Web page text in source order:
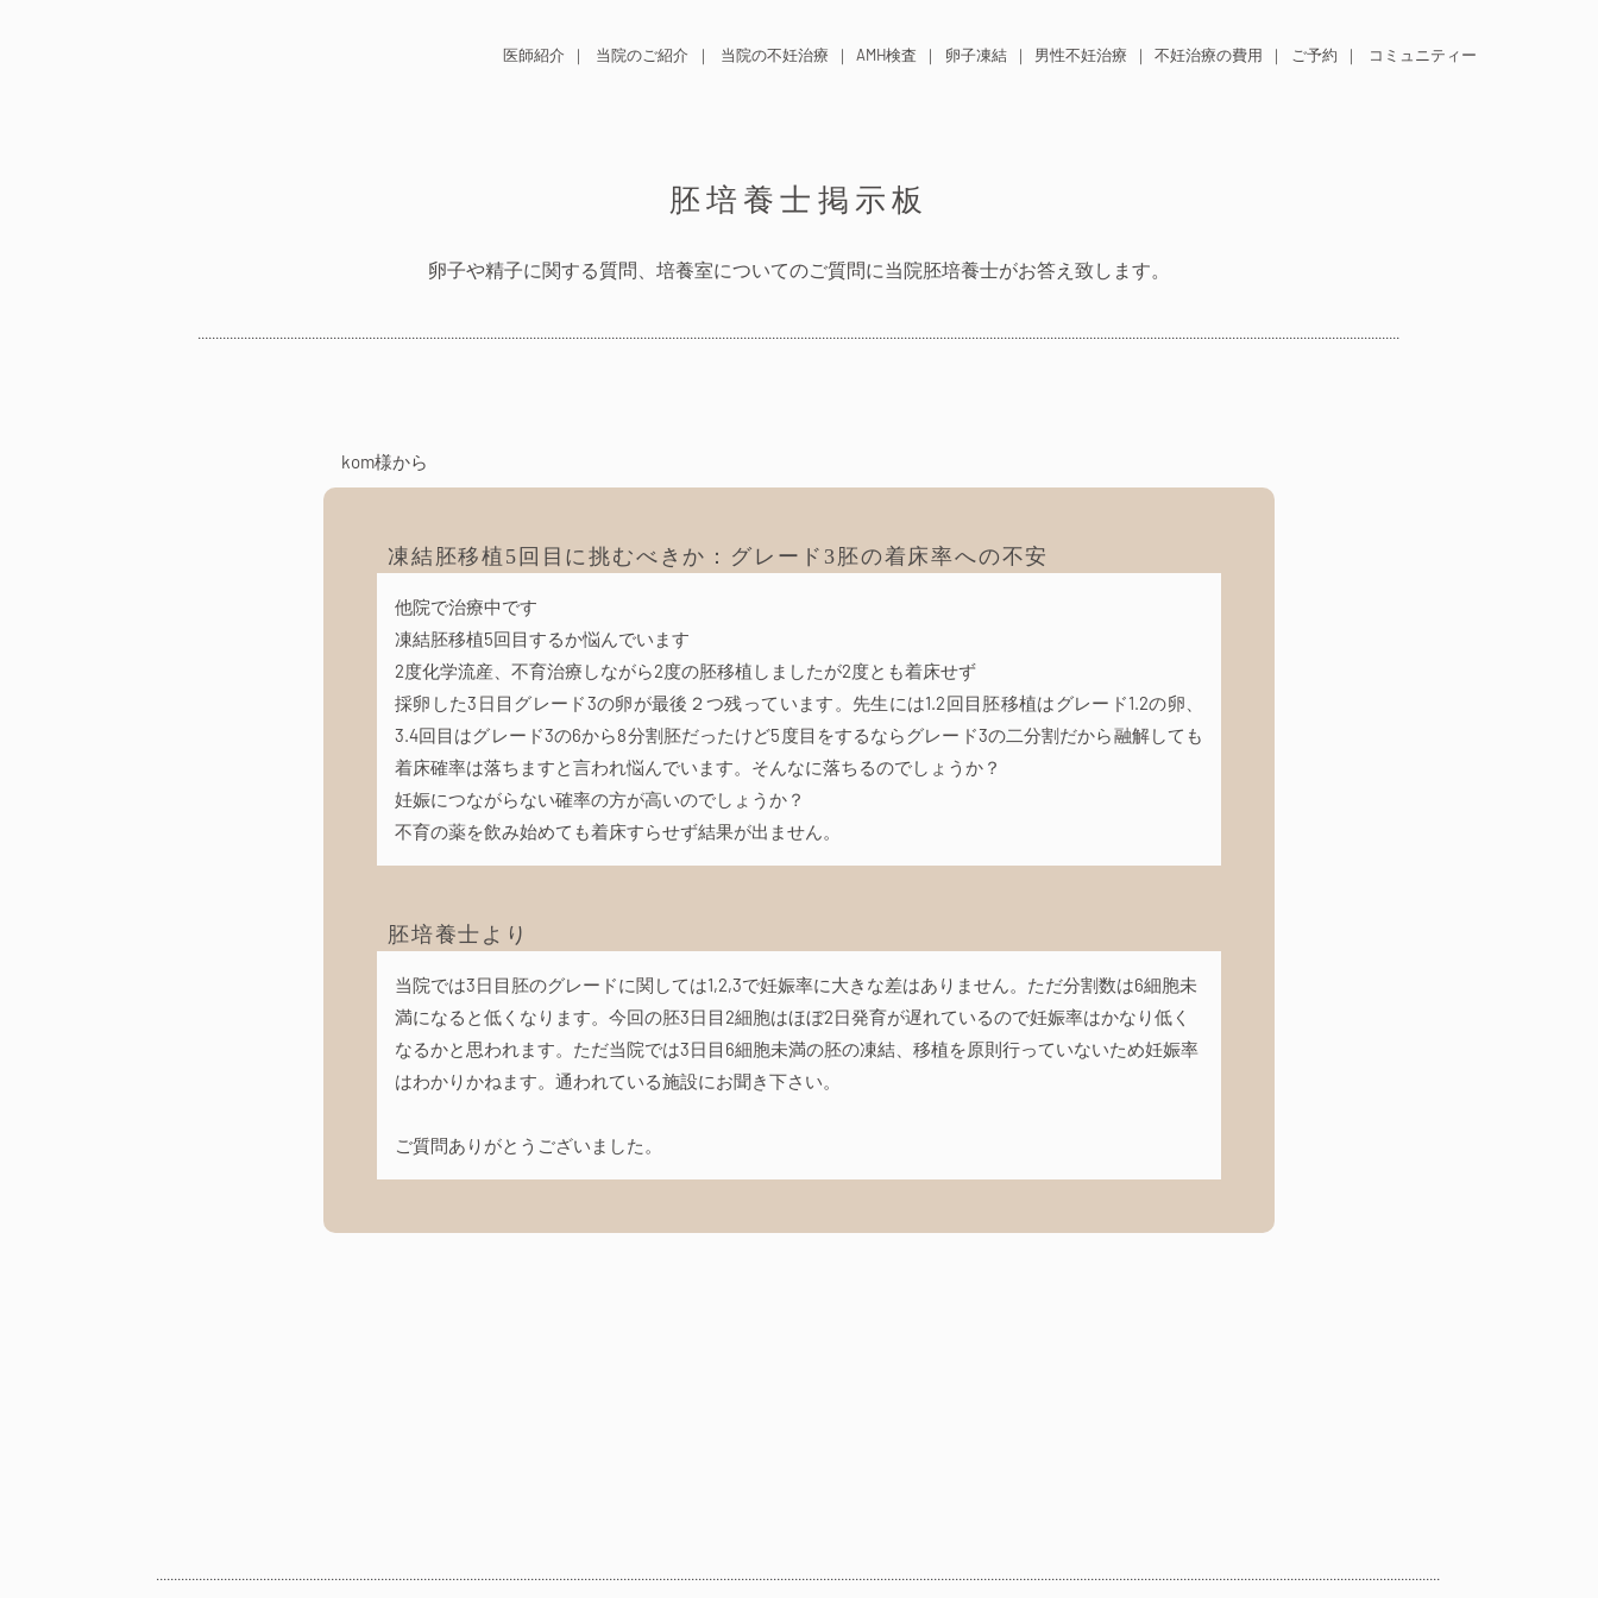
医師紹介 当院のご紹介 当院の不妊治療 AMH検査 卵子凍結 男性不妊治療 不妊治療の費用 ご予約 コミュニティー
胚培養士掲示板
卵子や精子に関する質問、培養室についてのご質問に当院胚培養士がお答え致します。
kom様から
凍結胚移植5回目に挑むべきか：グレード3胚の着床率への不安
他院で治療中です
凍結胚移植5回目するか悩んでいます
2度化学流産、不育治療しながら2度の胚移植しましたが2度とも着床せず
採卵した3日目グレード3の卵が最後２つ残っています。先生には1.2回目胚移植はグレード1.2の卵、
3.4回目はグレード3の6から8分割胚だったけど5度目をするならグレード3の二分割だから融解しても
着床確率は落ちますと言われ悩んでいます。そんなに落ちるのでしょうか？
妊娠につながらない確率の方が高いのでしょうか？
不育の薬を飲み始めても着床すらせず結果が出ません。
胚培養士より
当院では3日目胚のグレードに関しては1,2,3で妊娠率に大きな差はありません。ただ分割数は6細胞未
満になると低くなります。今回の胚3日目2細胞はほぼ2日発育が遅れているので妊娠率はかなり低く
なるかと思われます。ただ当院では3日目6細胞未満の胚の凍結、移植を原則行っていないため妊娠率
はわかりかねます。通われている施設にお聞き下さい。
ご質問ありがとうございました。